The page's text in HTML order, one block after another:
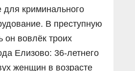
для криминального
В преступную
он вовлёк троих
Елизово: 36-летнего
женщин в возрасте